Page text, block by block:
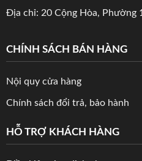
Địa chỉ: 20 Cộng Hòa, Phường
CHÍNH SÁCH BÁN HÀNG
Nội quy cửa hàng
Chính sách đổi trả, bảo hành
HỖ TRỢ KHÁCH HÀNG